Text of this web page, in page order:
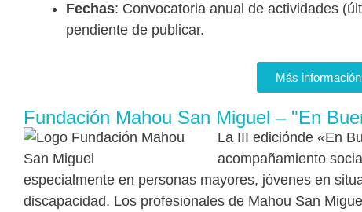
Fechas: Convocatoria anual de actividades
pendiente de publicar.
Más información
Fundación Mahou San Miguel – "En
La III ediciónde «En
acompañamiento
especialmente en personas mayores, jóvenes en
discapacidad. Los profesionales de Mahou San